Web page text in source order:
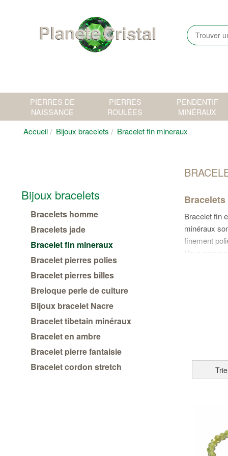
PIERRES DE
NAISSANCE
PIERRES
ROULÉES
PENDENTIF
MINÉRAUX
Accueil Bijoux bracelets Bracelet fin mineraux
Bijoux bracelets
Bracelets homme
Bracelets jade
Bracelet fin mineraux
Bracelet pierres polies
Bracelet pierres billes
Breloque perle de culture
Bijoux bracelet Nacre
Bracelet tibetain minéraux
Bracelet en ambre
Bracelet pierre fantaisie
Bracelet cordon stretch
Bracelet fin
minéraux
finement
Vous